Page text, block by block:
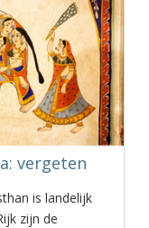
vergeten
is landelijk
zijn de